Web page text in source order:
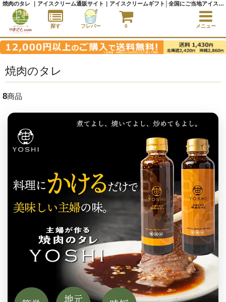
焼肉のタレ
8商品
焼肉のタレ ｜アイスクリーム通販サイト｜アイスクリームギフト│全国にご当地アイスをお届け - やまざと.com
探す フレバー 0 メニュー